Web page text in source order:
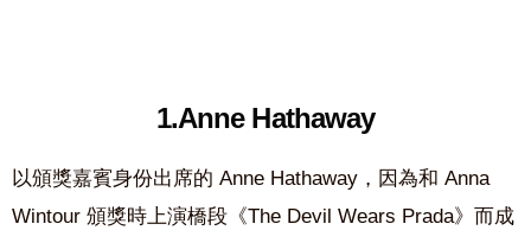
1.Anne Hathaway
以頒獎嘉賓身份出席的 Anne Hathaway，因為和 Anna
Wintour 頒獎時上演橋段《The Devil Wears Prada》而成